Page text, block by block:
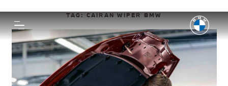
TAG:CAIRAN WIPER BMW